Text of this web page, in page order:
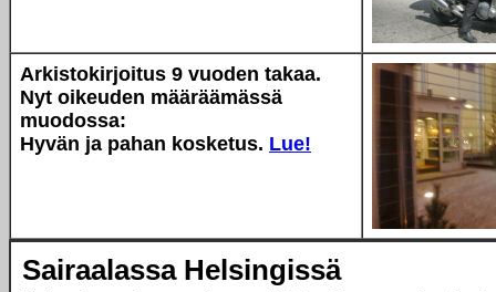
Arkistokirjoitus 9 vuoden takaa.
Nyt oikeuden määräämässä
muodossa:
Hyvän ja pahan kosketus. Lue!
Sairaalassa Helsingissä